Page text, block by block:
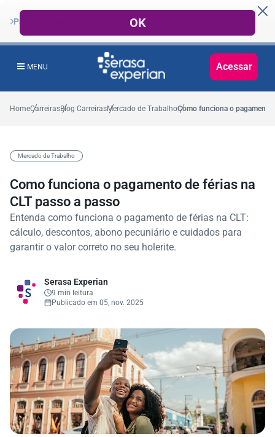
Para Grandes Empresas
MENU Acessar
HomeCarreirasBlog CarreirasMercado de TrabalhoComo funciona o pagamento
Mercado de Trabalho
Como funciona o pagamento de férias na
CLT passo a passo
Entenda como funciona o pagamento de férias na CLT:
cálculo, descontos, abono pecuniário e cuidados para
garantir o valor correto no seu holerite.
Serasa Experian
9 min leitura
Publicado em 05, nov. 2025